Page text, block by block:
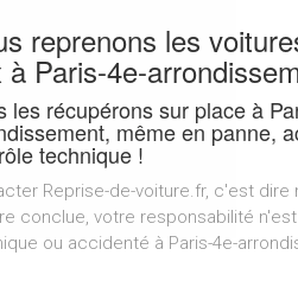
reprenons les
à Paris-4e-
les récupérons sur place à
même en panne,
technique !
Reprise-de-voiture.fr, c'est
conclue, votre responsabilité
ou accidenté à Paris-4e-